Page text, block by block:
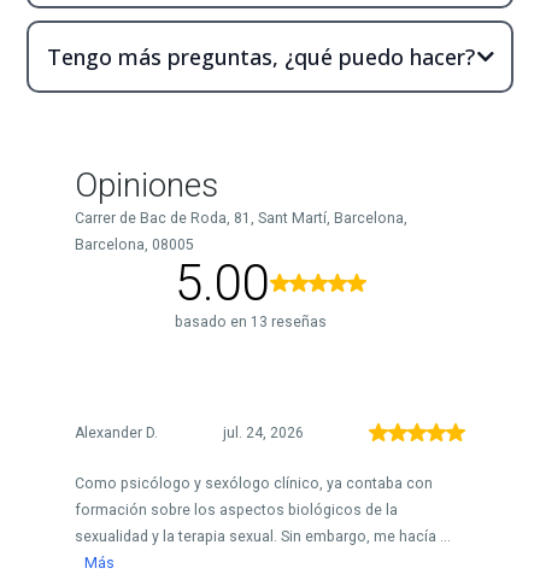
Tengo más preguntas, ¿qué puedo hacer?